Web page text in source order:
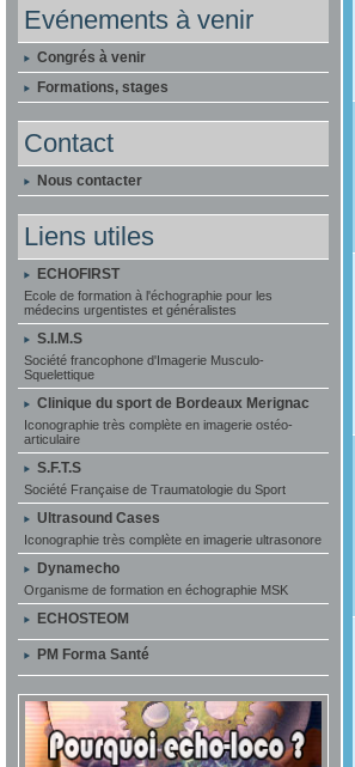
Evénements à venir
Congrés à venir
Formations, stages
Contact
Nous contacter
Liens utiles
ECHOFIRST
Ecole de formation à l'échographie pour les
médecins urgentistes et généralistes
S.I.M.S
Société francophone d'Imagerie Musculo-
Squelettique
Clinique du sport de Bordeaux Merignac
Iconographie très complète en imagerie ostéo-
articulaire
S.F.T.S
Société Française de Traumatologie du Sport
Ultrasound Cases
Iconographie très complète en imagerie ultrasonore
Dynamecho
Organisme de formation en échographie MSK
ECHOSTEOM
PM Forma Santé